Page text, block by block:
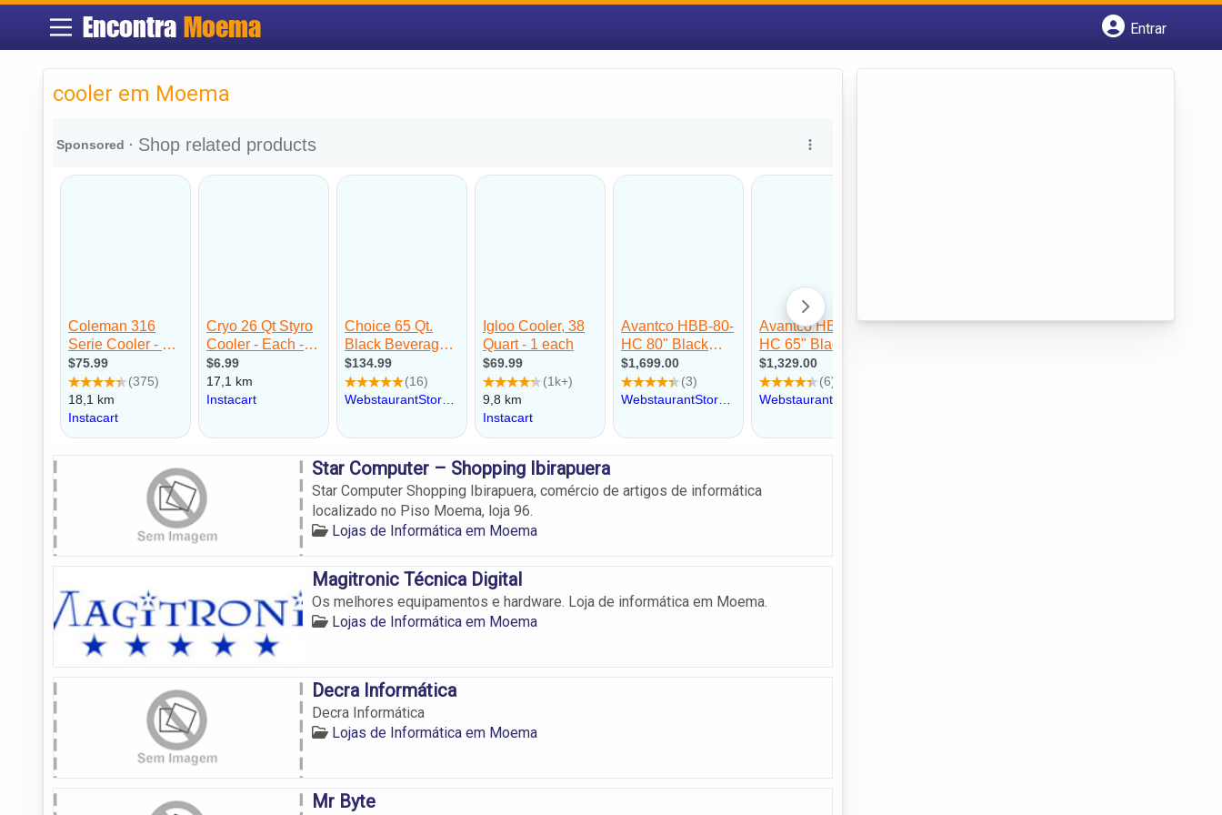
Encontra Moema
Entrar
cooler em Moema
Star Computer – Shopping Ibirapuera
Star Computer Shopping Ibirapuera, comércio de artigos de informática
localizado no Piso Moema, loja 96.
Lojas de Informática em Moema
Magitronic Técnica Digital
Os melhores equipamentos e hardware. Loja de informática em Moema.
Lojas de Informática em Moema
Decra Informática
Decra Informática
Lojas de Informática em Moema
Mr Byte